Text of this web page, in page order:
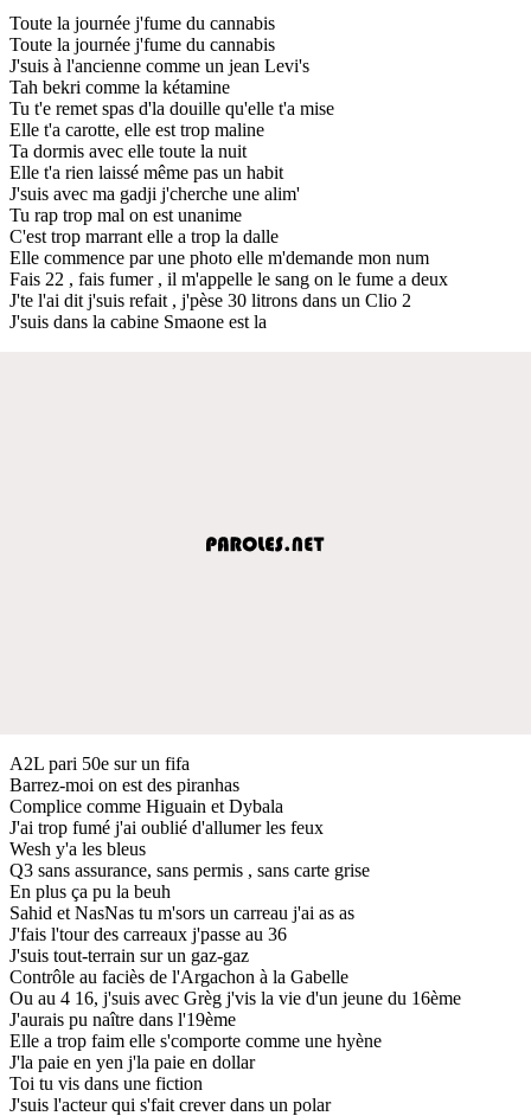
Toute la journée j'fume du cannabis
Toute la journée j'fume du cannabis
J'suis à l'ancienne comme un jean Levi's
Tah bekri comme la kétamine
Tu t'e remet spas d'la douille qu'elle t'a mise
Elle t'a carotte, elle est trop maline
Ta dormis avec elle toute la nuit
Elle t'a rien laissé même pas un habit
J'suis avec ma gadji j'cherche une alim'
Tu rap trop mal on est unanime
C'est trop marrant elle a trop la dalle
Elle commence par une photo elle m'demande mon num
Fais 22 , fais fumer , il m'appelle le sang on le fume a deux
J'te l'ai dit j'suis refait , j'pèse 30 litrons dans un Clio 2
J'suis dans la cabine Smaone est la
A2L pari 50e sur un fifa
Barrez-moi on est des piranhas
Complice comme Higuain et Dybala
J'ai trop fumé j'ai oublié d'allumer les feux
Wesh y'a les bleus
Q3 sans assurance, sans permis , sans carte grise
En plus ça pu la beuh
Sahid et NasNas tu m'sors un carreau j'ai as as
J'fais l'tour des carreaux j'passe au 36
J'suis tout-terrain sur un gaz-gaz
Contrôle au faciès de l'Argachon à la Gabelle
Ou au 4 16, j'suis avec Grèg j'vis la vie d'un jeune du 16ème
J'aurais pu naître dans l'19ème
Elle a trop faim elle s'comporte comme une hyène
J'la paie en yen j'la paie en dollar
Toi tu vis dans une fiction
J'suis l'acteur qui s'fait crever dans un polar